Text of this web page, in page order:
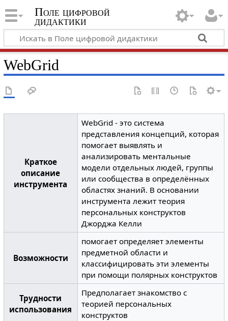
Поле цифровой
дидактики
WebGrid
Краткое
описание
инструмента
WebGrid - это система
представления концепций, которая
помогает выявлять и
анализировать ментальные
модели отдельных людей, группы
или сообщества в определённых
областях знаний. В основании
инструмента лежит теория
персональных конструктов
Джорджа Келли
Возможности
помогает определяет элементы
предметной области и
классифицировать эти элементы
при помощи полярных конструктов
Трудности
использования
Предполагает знакомство с
теорией персональных
конструктов